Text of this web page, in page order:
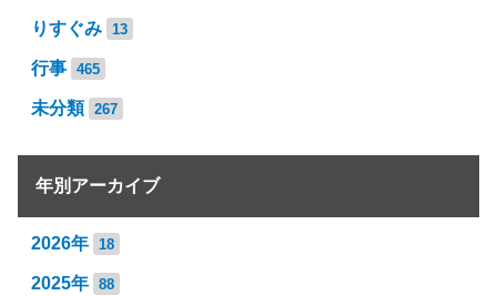
りすぐみ 13
行事 465
未分類 267
年別アーカイブ
2026年 18
2025年 88